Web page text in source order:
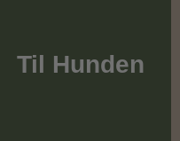
Til Hunden